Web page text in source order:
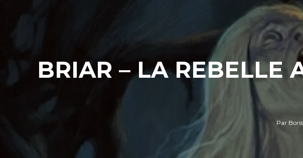
BRIAR – LA REBELLE
Par Boris